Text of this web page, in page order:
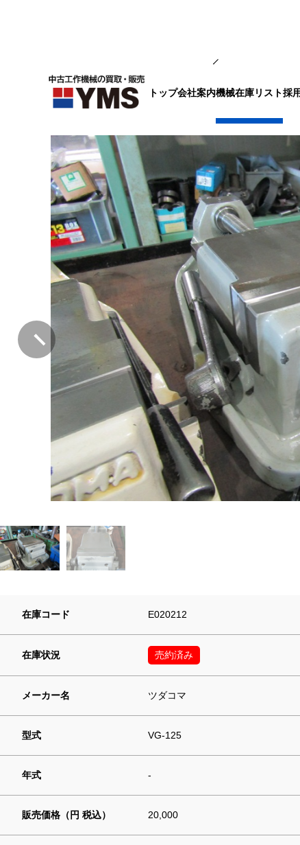
トップ会社案内機械在庫リスト採
マシンバイス
在庫コード E020212
在庫状況 売約済み
メーカー名 ツダコマ
型式 VG-125
年式 -
販売価格（円 税込） 20,000